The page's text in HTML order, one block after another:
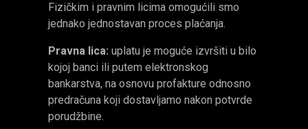
Fizičkim i pravnim licima omogućili smo
jednako jednostavan proces plaćanja.
Pravna lica: uplatu je moguće izvršiti u bilo
kojoj banci ili putem elektronskog
bankarstva, na osnovu profakture odnosno
predračuna koji dostavljamo nakon potvrde
porudžbine.